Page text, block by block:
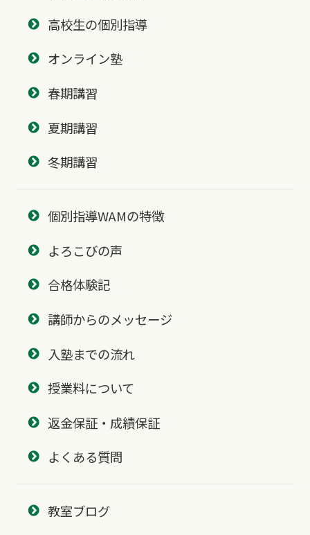
高校生の個別指導
オンライン塾
春期講習
夏期講習
冬期講習
個別指導WAMの特徴
よろこびの声
合格体験記
講師からのメッセージ
入塾までの流れ
授業料について
返金保証・成績保証
よくある質問
教室ブログ